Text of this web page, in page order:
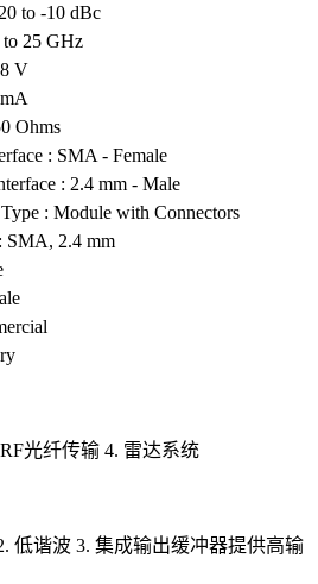
to -10 dBc
25 GHz
V
Ohms
: SMA - Female
: 2.4 mm - Male
: Module with Connectors
SMA, 2.4 mm
光纤传输 4. 雷达系统
低谐波 3. 集成输出缓冲器提供高输